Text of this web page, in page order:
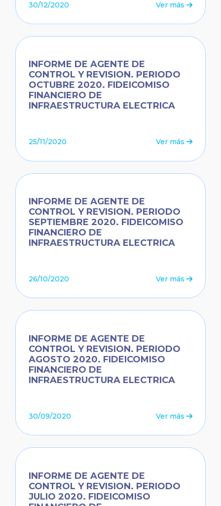
30/12/2020 Ver más
INFORME DE AGENTE DE
CONTROL Y REVISION. PERIODO
OCTUBRE 2020. FIDEICOMISO
FINANCIERO DE
INFRAESTRUCTURA ELECTRICA
25/11/2020 Ver más
INFORME DE AGENTE DE
CONTROL Y REVISION. PERIODO
SEPTIEMBRE 2020. FIDEICOMISO
FINANCIERO DE
INFRAESTRUCTURA ELECTRICA
26/10/2020 Ver más
INFORME DE AGENTE DE
CONTROL Y REVISION. PERIODO
AGOSTO 2020. FIDEICOMISO
FINANCIERO DE
INFRAESTRUCTURA ELECTRICA
30/09/2020 Ver más
INFORME DE AGENTE DE
CONTROL Y REVISION. PERIODO
JULIO 2020. FIDEICOMISO